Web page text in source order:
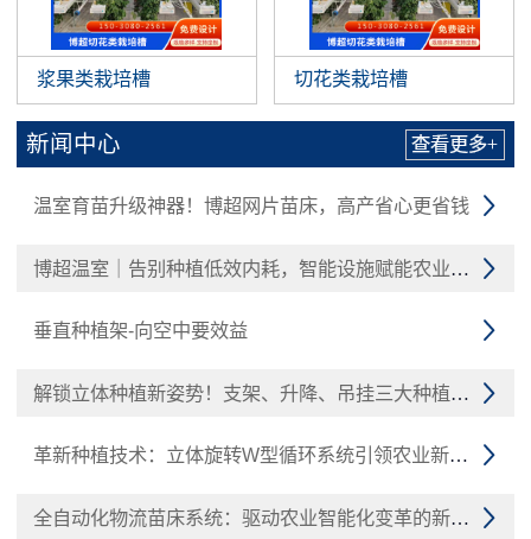
浆果类栽培槽 切花类栽培槽
新闻中心 查看更多+

温室育苗升级神器！博超网片苗床，高产省心更省钱

博超温室｜告别种植低效内耗，智能设施赋能农业增收

垂直种植架-向空中要效益

解锁立体种植新姿势！支架、升降、吊挂三大种植槽技术

革新种植技术：立体旋转W型循环系统引领农业新潮流

全自动化物流苗床系统：驱动农业智能化变革的新引擎